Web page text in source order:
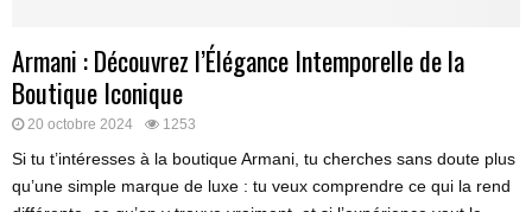
Armani : Découvrez l’Élégance Intemporelle de la
Boutique Iconique
20 octobre 2024 1253
Si tu t’intéresses à la boutique Armani, tu cherches sans doute plus
qu’une simple marque de luxe : tu veux comprendre ce qui la rend